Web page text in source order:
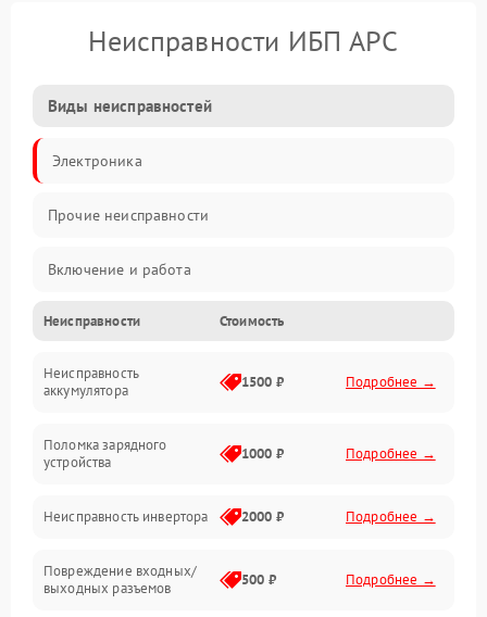
Неисправности ИБП APC
Виды неисправностей
Электроника
Прочие неисправности
Включение и работа
Работа с нагрузкой
Звук и индикация
Механические повреждения
Неисправности Стоимость
Неисправность
аккумулятора
1500 ₽ Подробнее →
Поломка зарядного
устройства
1000 ₽ Подробнее →
Неисправность инвертора 2000 ₽ Подробнее →
Повреждение входных/
выходных разъемов
500 ₽ Подробнее →